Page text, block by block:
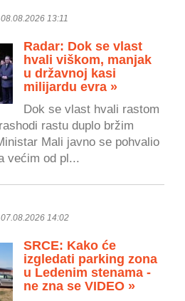
13:11
Radar: Dok se vlast
hvali viškom, manjak
u državnoj kasi
milijardu evra »
Dok se vlast hvali rastom
rastu duplo bržim
Mali javno se pohvalio
većim od pl...
14:02
SRCE: Kako će
izgledati parking zona
u Ledenim stenama -
ne zna se VIDEO »